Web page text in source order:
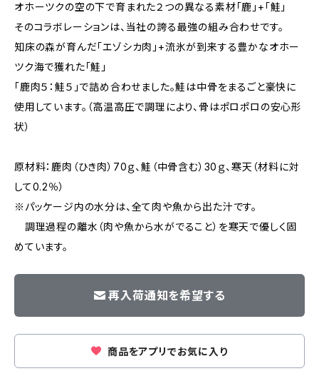
オホーツクの空の下で育まれた２つの異なる素材「鹿」+「鮭」
そのコラボレーションは、当社の誇る最強の組み合わせです。
知床の森が育んだ「エゾシカ肉」+流氷が到来する豊かなオホー
ツク海で獲れた「鮭」
「鹿肉５：鮭５」で詰め合わせました。鮭は中骨をまるごと豪快に
使用しています。（高温高圧で調理により、骨はポロポロの安心形
状）
原材料：鹿肉（ひき肉）70ｇ、鮭（中骨含む）30ｇ、寒天（材料に対
して0.2％）
※パッケージ内の水分は、全て肉や魚から出た汁です。
調理過程の離水（肉や魚から水がでること）を寒天で優しく固
めています。
再入荷通知を希望する
商品をアプリでお気に入り